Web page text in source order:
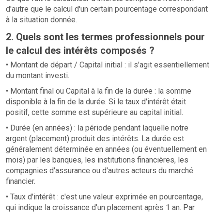
d'autre que le calcul d'un certain pourcentage correspondant
à la situation donnée.
2. Quels sont les termes professionnels pour
le calcul des intérêts composés ?
• Montant de départ / Capital initial : il s'agit essentiellement
du montant investi.
• Montant final ou Capital à la fin de la durée : la somme
disponible à la fin de la durée. Si le taux d'intérêt était
positif, cette somme est supérieure au capital initial.
• Durée (en années) : la période pendant laquelle notre
argent (placement) produit des intérêts. La durée est
généralement déterminée en années (ou éventuellement en
mois) par les banques, les institutions financières, les
compagnies d'assurance ou d'autres acteurs du marché
financier.
• Taux d'intérêt : c'est une valeur exprimée en pourcentage,
qui indique la croissance d'un placement après 1 an. Par